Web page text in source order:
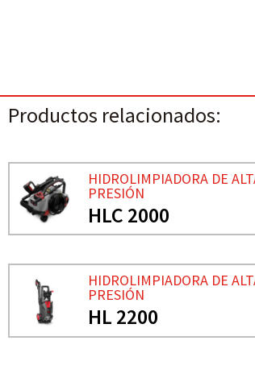
Productos relacionados:
HIDROLIMPIADORA DE
PRESIÓN
HLC 2000
HIDROLIMPIADORA DE
PRESIÓN
HL 2200